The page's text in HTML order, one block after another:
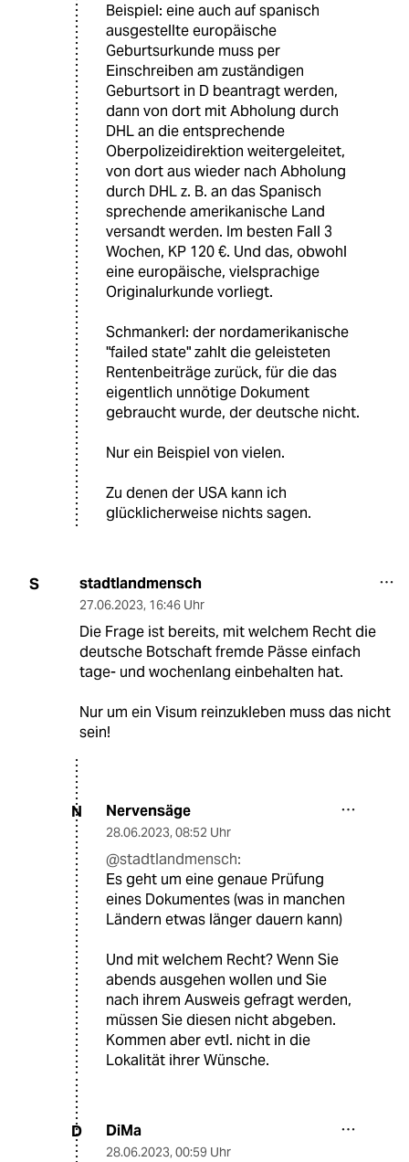
Beispiel: eine auch auf spanisch
ausgestellte europäische
Geburtsurkunde muss per
Einschreiben am zuständigen
Geburtsort in D beantragt werden,
dann von dort mit Abholung durch
DHL an die entsprechende
Oberpolizeidirektion weitergeleitet,
von dort aus wieder nach Abholung
durch DHL z. B. an das Spanisch
sprechende amerikanische Land
versandt werden. Im besten Fall 3
Wochen, KP 120 €. Und das, obwohl
eine europäische, vielsprachige
Originalurkunde vorliegt.
Schmankerl: der nordamerikanische
"failed state" zahlt die geleisteten
Rentenbeiträge zurück, für die das
eigentlich unnötige Dokument
gebraucht wurde, der deutsche nicht.
Nur ein Beispiel von vielen.
Zu denen der USA kann ich
glücklicherweise nichts sagen.
S stadtlandmensch
27.06.2023, 16:46 Uhr
Die Frage ist bereits, mit welchem Recht die
deutsche Botschaft fremde Pässe einfach
tage- und wochenlang einbehalten hat.
Nur um ein Visum reinzukleben muss das nicht
sein!
N Nervensäge
28.06.2023, 08:52 Uhr
@stadtlandmensch:
Es geht um eine genaue Prüfung
eines Dokumentes (was in manchen
Ländern etwas länger dauern kann)
Und mit welchem Recht? Wenn Sie
abends ausgehen wollen und Sie
nach ihrem Ausweis gefragt werden,
müssen Sie diesen nicht abgeben.
Kommen aber evtl. nicht in die
Lokalität ihrer Wünsche.
D DiMa
28.06.2023, 00:59 Uhr